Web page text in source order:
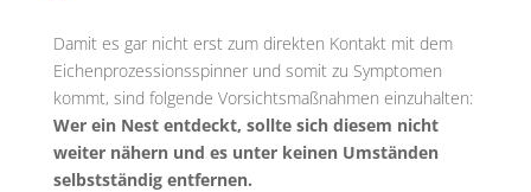
Damit es gar nicht erst zum direkten Kontakt mit dem
Eichenprozessionsspinner und somit zu Symptomen
kommt, sind folgende Vorsichtsmaßnahmen einzuhalten:
Wer ein Nest entdeckt, sollte sich diesem nicht
weiter nähern und es unter keinen Umständen
selbstständig entfernen.